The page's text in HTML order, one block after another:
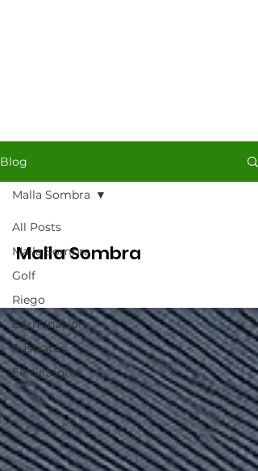
Blog
All Posts
Malla Sombra
Golf
Riego
Germinación
Sustratos
Fertilizantes
Malla Sombra
Malla Sombra